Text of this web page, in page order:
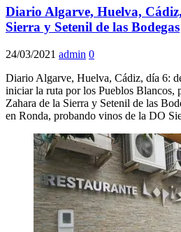
Diario Algarve, Huelva,
Sierra y Setenil de las Bodegas
24/03/2021 admin 0
Diario Algarve, Huelva, Cádiz, día 6:
iniciar la ruta por los Pueblos Blancos,
Zahara de la Sierra y Setenil de las
en Ronda, probando vinos de la DO